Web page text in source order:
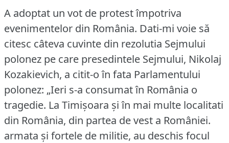
A adoptat un vot de protest împotriva
evenimentelor din România. Dati-mi voie să
citesc câteva cuvinte din rezolutia Sejmului
polonez pe care presedintele Sejmului, Nikolaj
Kozakievich, a citit-o în fata Parlamentului
polonez: „Ieri s-a consumat în România o
tragedie. La Timişoara şi în mai multe localitati
din România, din partea de vest a României.
armata şi fortele de militie, au deschis focul